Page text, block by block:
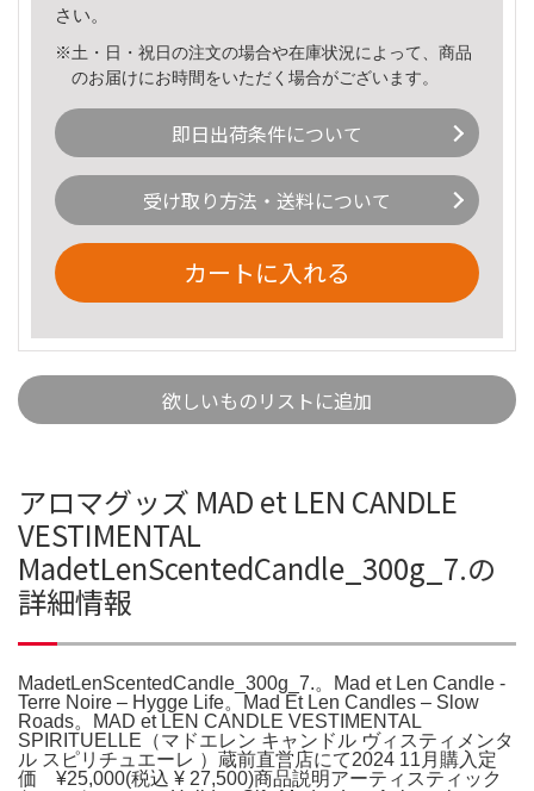
さい。
※土・日・祝日の注文の場合や在庫状況によって、商品
のお届けにお時間をいただく場合がございます。
即日出荷条件について
受け取り方法・送料について
カートに入れる
欲しいものリストに追加
アロマグッズ MAD et LEN CANDLE
VESTIMENTAL
MadetLenScentedCandle_300g_7.の
詳細情報
MadetLenScentedCandle_300g_7.。Mad et Len Candle -
Terre Noire – Hygge Life。Mad Et Len Candles – Slow
Roads。MAD et LEN CANDLE VESTIMENTAL
SPIRITUELLE（マドエレン キャンドル ヴィスティメンタ
ル スピリチュエーレ ）蔵前直営店にて2024 11月購入定
価 ¥25,000(税込 ¥ 27,500)商品説明アーティスティック